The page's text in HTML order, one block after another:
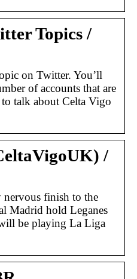
Topics /
on Twitter. You’ll
of accounts that are
talk about Celta Vigo
/
nervous finish to the
Madrid hold Leganes
be playing La Liga